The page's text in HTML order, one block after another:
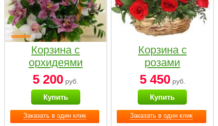
Заказать в один клик
Корзина с
орхидеями
малая
5 200 руб.
Купить
Заказать в один клик
Корзина с
розами
«Красный
Париж»
5 450руб.
Купить